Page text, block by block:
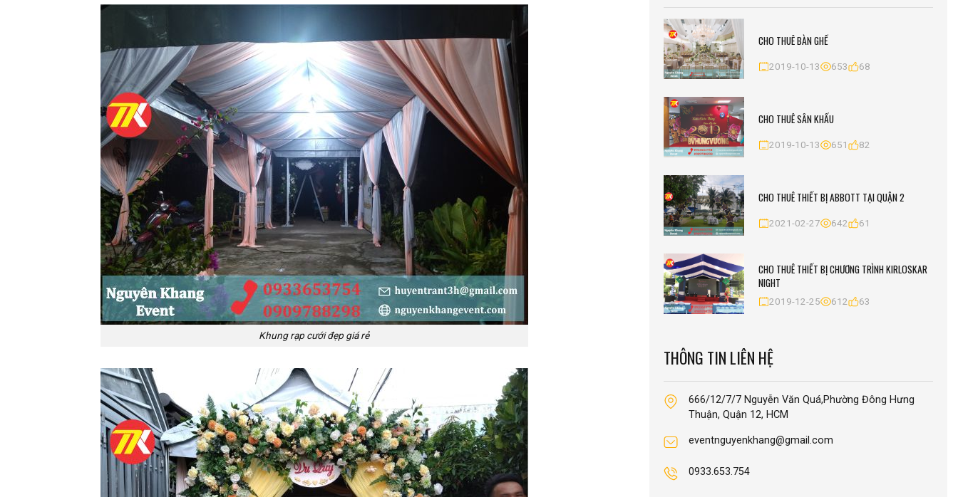
Khung rạp cưới đẹp giá rẻ
CHO THUÊ BÀN GHẾ
2019-10-13 653 68
CHO THUÊ SÂN KHẤU
2019-10-13 651 82
CHO THUÊ THIẾT BỊ ABBOTT TẠI QUẬN 2
2021-02-27 642 61
CHO THUÊ THIẾT BỊ CHƯƠNG TRÌNH KIRLOSKAR
NIGHT
2019-12-25 612 63
THÔNG TIN LIÊN HỆ
666/12/7/7 Nguyễn Văn Quá,Phường Đông Hưng
Thuận, Quận 12, HCM
eventnguyenkhang@gmail.com
0933.653.754